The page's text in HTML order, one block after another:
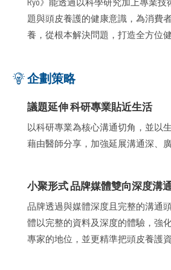
題與頭皮養護的健康意識，為消費
養，從根本解決問題，打造全方位健
企劃策略
議題延伸 科研專業貼近生活
以科研專業為核心溝通切角，並以
藉由醫師分享，加強延展溝通深、廣
小聚形式 品牌媒體雙向深度溝
品牌透過與媒體深度且完整的溝通
體以完整的資料及深度的體驗，強
專家的地位，並更精準把頭皮養護